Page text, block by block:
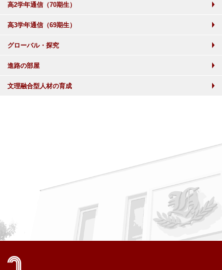
高2学年通信（70期生）
高3学年通信（69期生）
グローバル・探究
進路の部屋
文理融合型人材の育成